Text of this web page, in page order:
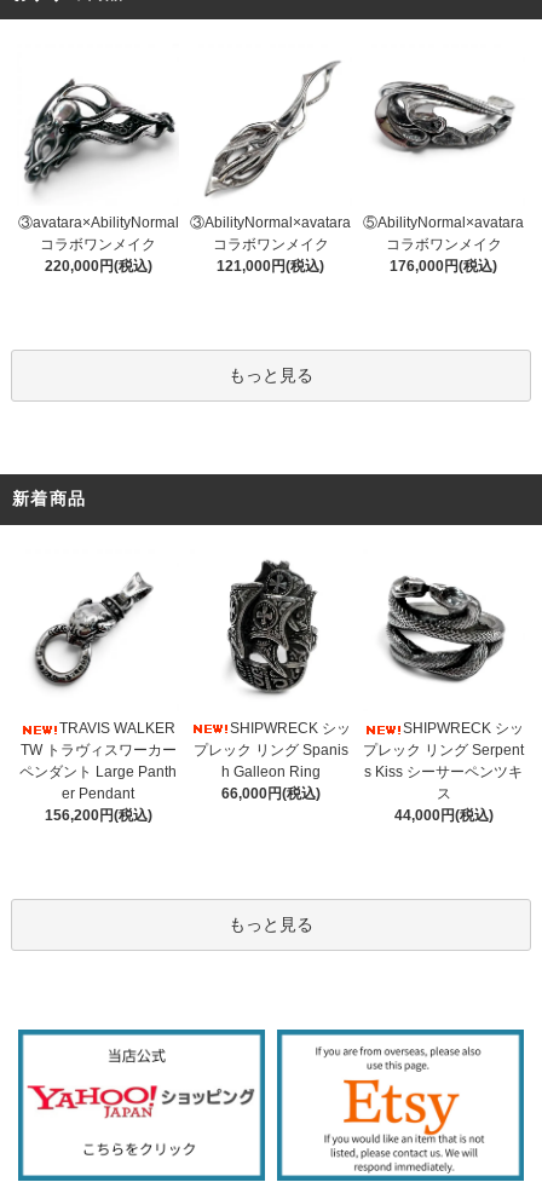
③avatara×AbilityNormal
コラボワンメイク
220,000円(税込)
③AbilityNormal×avatara
コラボワンメイク
121,000円(税込)
⑤AbilityNormal×avatara
コラボワンメイク
176,000円(税込)
もっと見る
新着商品
TRAVIS WALKER
TW トラヴィスワーカー
ペンダント Large Panth
er Pendant
156,200円(税込)
SHIPWRECK シッ
プレック リング Spanis
h Galleon Ring
66,000円(税込)
SHIPWRECK シッ
プレック リング Serpent
s Kiss シーサーペンツキ
ス
44,000円(税込)
もっと見る